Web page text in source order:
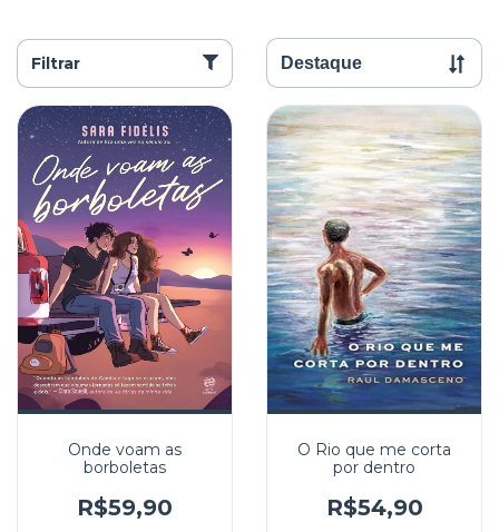
Filtrar
Onde voam as
borboletas
R$59,90
O Rio que me corta
por dentro
R$54,90